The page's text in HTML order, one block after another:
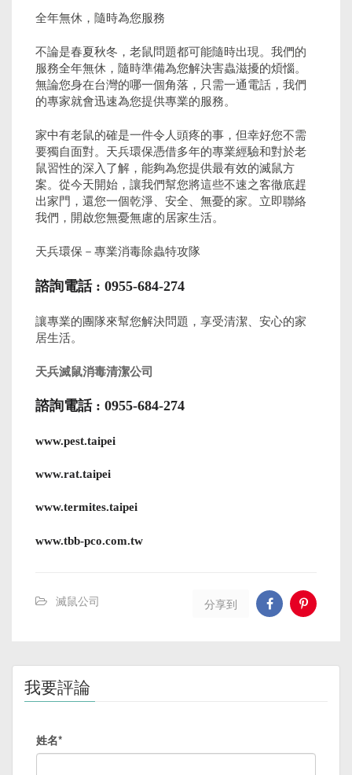
全年無休，隨時為您服務
不論是春夏秋冬，老鼠問題都可能隨時出現。我們的
服務全年無休，隨時準備為您解決害蟲滋擾的煩惱。
無論您身在台灣的哪一個角落，只需一通電話，我們
的專家就會迅速為您提供專業的服務。
家中有老鼠的確是一件令人頭疼的事，但幸好您不需
要獨自面對。天兵環保憑借多年的專業經驗和對於老
鼠習性的深入了解，能夠為您提供最有效的滅鼠方
案。從今天開始，讓我們幫您將這些不速之客徹底趕
出家門，還您一個乾淨、安全、無憂的家。立即聯絡
我們，開啟您無憂無慮的居家生活。
天兵環保－專業消毒除蟲特攻隊
諮詢電話 : 0955-684-274
讓專業的團隊來幫您解決問題，享受清潔、安心的家
居生活。
天兵滅鼠消毒清潔公司
諮詢電話 : 0955-684-274
www.pest.taipei
www.rat.taipei
www.termites.taipei
www.tbb-pco.com.tw
滅鼠公司 分享到
我要評論
姓名*